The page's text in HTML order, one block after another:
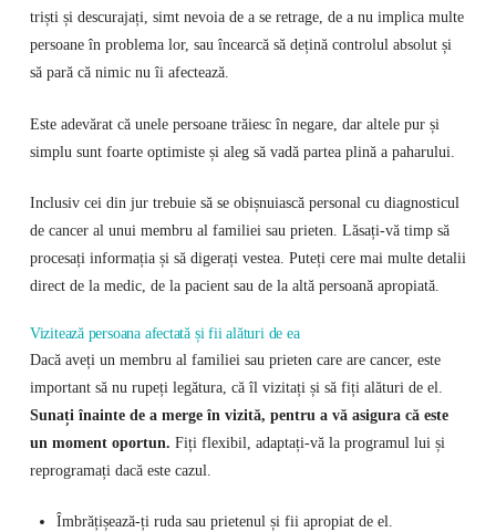
triști și descurajați, simt nevoia de a se retrage, de a nu implica multe
persoane în problema lor, sau încearcă să dețină controlul absolut și
să pară că nimic nu îi afectează.
Este adevărat că unele persoane trăiesc în negare, dar altele pur și
simplu sunt foarte optimiste și aleg să vadă partea plină a paharului.
Inclusiv cei din jur trebuie să se obișnuiască personal cu diagnosticul
de cancer al unui membru al familiei sau prieten. Lăsați-vă timp să
procesați informația și să digerați vestea. Puteți cere mai multe detalii
direct de la medic, de la pacient sau de la altă persoană apropiată.
Vizitează persoana afectată și fii alături de ea
Dacă aveți un membru al familiei sau prieten care are cancer, este
important să nu rupeți legătura, că îl vizitați și să fiți alături de el.
Sunați înainte de a merge în vizită, pentru a vă asigura că este
un moment oportun. Fiți flexibil, adaptați-vă la programul lui și
reprogramați dacă este cazul.
Îmbrățișează-ți ruda sau prietenul și fii apropiat de el.